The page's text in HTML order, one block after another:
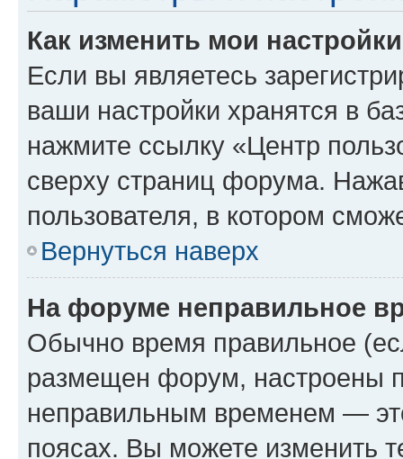
Как изменить мои
Если вы являетесь
ваши настройки хранятся в
нажмите ссылку «Центр
сверху страниц форума.
пользователя, в котором
Вернуться наверх
На форуме неправильное
Обычно время правильное
размещен форум, настроены
неправильным временем —
поясах. Вы можете изменить